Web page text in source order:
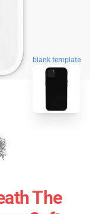
blank template
The